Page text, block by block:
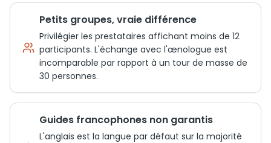
Petits groupes, vraie différence
Privilégier les prestataires affichant moins de 12
participants. L'échange avec l'œnologue est
incomparable par rapport à un tour de masse de
30 personnes.
Guides francophones non garantis
L'anglais est la langue par défaut sur la majorité